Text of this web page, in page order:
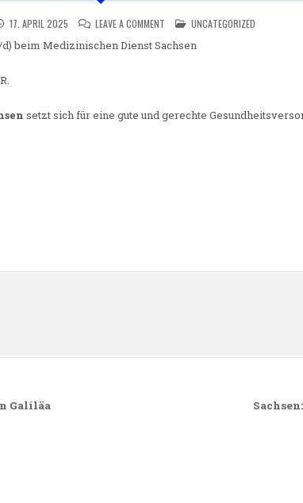
17. APRIL 2025 LEAVE A COMMENT ON ASSISTENZ DER LEITENDEN
POSTED IN
UNCATEGORIZED
beim Medizinischen Dienst Sachsen
setzt sich für eine gute und gerechte
Galiläa